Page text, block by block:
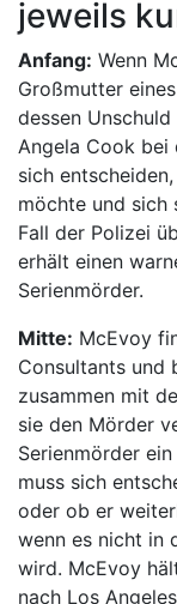
jeweils
Anfang: Wenn
Großmutter
dessen
Angela Cook bei
sich
möchte und sich
Fall der Polizei
erhält einen
Serienmörder.
Mitte: McEvoy
Consultants und
zusammen mit
sie den Mörder
Serienmörder
muss sich
oder ob er
wenn es nicht in
wird. McEvoy
nach Los